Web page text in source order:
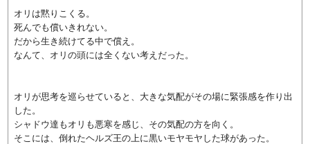
オリは黙りこくる。
死んでも償いきれない。
だから生き続けてる中で償え。
なんて、オリの頭には全くない考えだった。
オリが思考を巡らせていると、大きな気配がその場に緊張感を作り出
した。
シャドウ達もオリも悪寒を感じ、その気配の方を向く。
そこには、倒れたヘルズ王の上に黒いモヤモヤした球があった。